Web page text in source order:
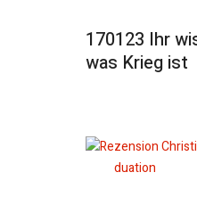
170123 Ihr
was Krieg ist